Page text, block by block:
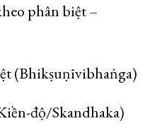
phân biệt –
(Bhikṣuṇīvibhaṅga)
độ/Skandhaka)